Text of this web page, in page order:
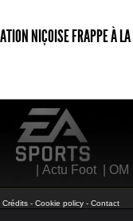
NIÇOISE FRAPPE À LA
Actu Foot| OM
Crédits - Cookie policy - Contact